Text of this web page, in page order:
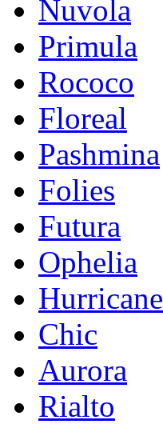
Nuvola
Primula
Rococo
Floreal
Pashmina
Folies
Futura
Ophelia
Hurricane
Chic
Aurora
Rialto